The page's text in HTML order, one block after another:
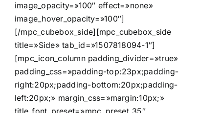
image_opacity=»100″ effect=»none»
image_hover_opacity=»100″]
[/mpc_cubebox_side][mpc_cubebox_side
title=»Side» tab_id=»1507818094-1″]
[mpc_icon_column padding_divider=»true»
padding_css=»padding-top:23px;padding-
right:20px;padding-bottom:20px;padding-
left:20px;» margin_css=»margin:10px;»